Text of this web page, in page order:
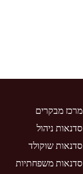
מרכז מבקרים
סדנאות ניהול
סדנאות שוקולד
סדנאות משפחתיות